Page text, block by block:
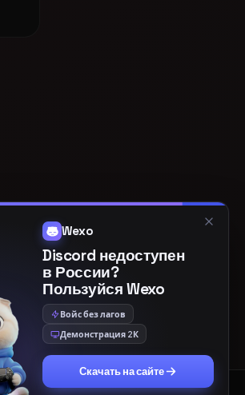
Wexo
Discord недоступен
в России?
Пользуйся Wexo
Войс без лагов
Демонстрация 2К
Скачать на сайте